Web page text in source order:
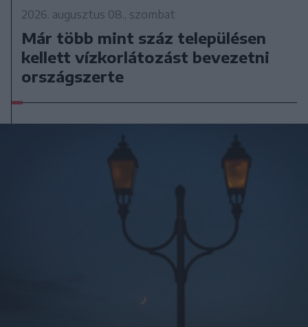
2026. augusztus 08., szombat
Már több mint száz településen
kellett vízkorlátozást bevezetni
országszerte